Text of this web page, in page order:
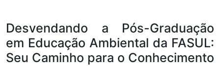
Desvendando a Pós-Graduação
em Educação Ambiental da FASUL:
Seu Caminho para o Conhecimento